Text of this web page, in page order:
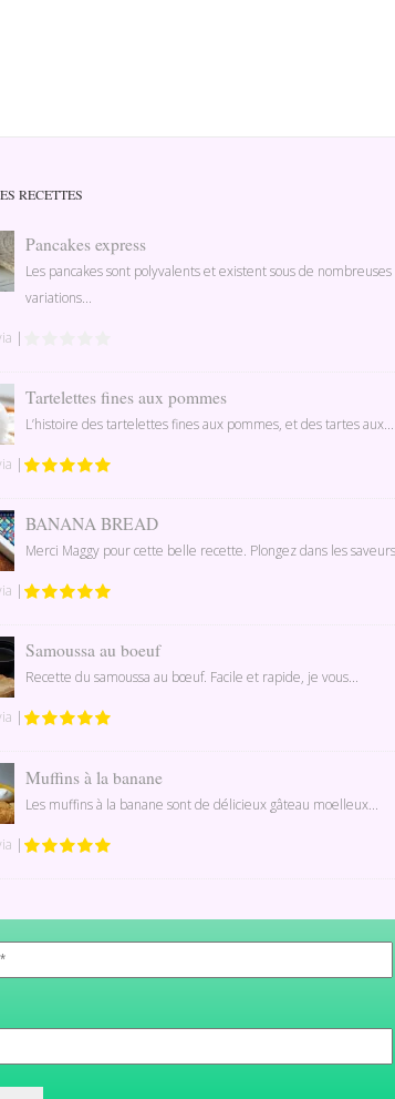
RECETTES
Pancakes express
Les pancakes sont polyvalents et existent sous de nombreuses
variations...
|
Tartelettes fines aux pommes
L’histoire des tartelettes fines aux pommes, et des tartes aux...
|
BANANA BREAD
Merci Maggy pour cette belle recette. Plongez dans les
|
Samoussa au boeuf
Recette du samoussa au bœuf. Facile et rapide, je vous...
|
Muffins à la banane
Les muffins à la banane sont de délicieux gâteau moelleux...
|